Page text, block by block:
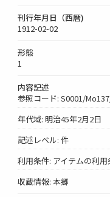
刊行年月日（西暦)
1912-02-02
形態
1
内容記述
参照コード: S0001/
年代域: 明治45年2月2日
記述レベル: 件
利用条件: アイテムの利
収蔵情報: 本郷